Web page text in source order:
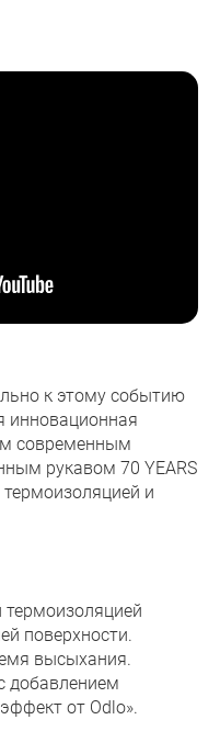
к этому событию
инновационная
современным
рукавом 70 YEARS
и
поверхности.
высыхания.
добавлением
от Odlo».